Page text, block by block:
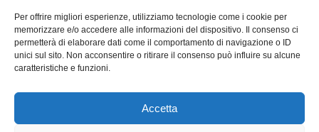
Per offrire migliori esperienze, utilizziamo tecnologie come i cookie per
memorizzare e/o accedere alle informazioni del dispositivo. Il consenso ci
permetterà di elaborare dati come il comportamento di navigazione o ID
unici sul sito. Non acconsentire o ritirare il consenso può influire su alcune
caratteristiche e funzioni.
Accetta
while we endeavour to keep the information up to date and correct, we
make no representations or warranties of any kind, express or implied,
about the completeness, accuracy, reliability, suitability or availability
with respect to the website or the information, products, services, or
related graphics contained on the website for any purpose. Any